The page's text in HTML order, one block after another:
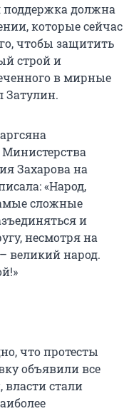
поддержка должна
которые сейчас
чтобы защитить
строй и
в мирные
Затулин.
Захарова на
«Народ,
сложные
и
несмотря на
великий народ.
что протесты
объявили все
стали